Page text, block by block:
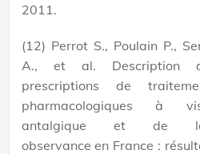
2011.
(12) Perrot S., Poulain P.,
A., et al. Description
prescriptions de
pharmacologiques à
antalgique et de
observance en France :